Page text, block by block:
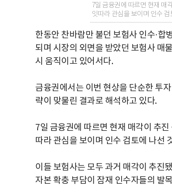
7일 금융권에 따르면 현재 매
잇따라 관심을 보이며 인수 검
한동안 찬바람만 불던 보험사 인수·합
되며 시장의 외면을 받았던 보험사 매
시 움직이고 있어서다.
금융권에서는 이번 현상을 단순한 투
략이 맞물린 결과로 해석하고 있다.
7일 금융권에 따르면 현재 매각이 추
따라 관심을 보이며 인수 검토에 나선
이들 보험사는 모두 과거 매각이 추진
자본 확충 부담이 잠재 인수자들의 발